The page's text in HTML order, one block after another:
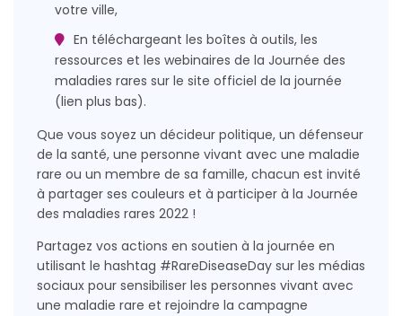
votre ville,
En téléchargeant les boîtes à outils, les
ressources et les webinaires de la Journée des
maladies rares sur le site officiel de la journée
(lien plus bas).
Que vous soyez un décideur politique, un défenseur
de la santé, une personne vivant avec une maladie
rare ou un membre de sa famille, chacun est invité
à partager ses couleurs et à participer à la Journée
des maladies rares 2022 !
Partagez vos actions en soutien à la journée en
utilisant le hashtag #RareDiseaseDay sur les médias
sociaux pour sensibiliser les personnes vivant avec
une maladie rare et rejoindre la campagne